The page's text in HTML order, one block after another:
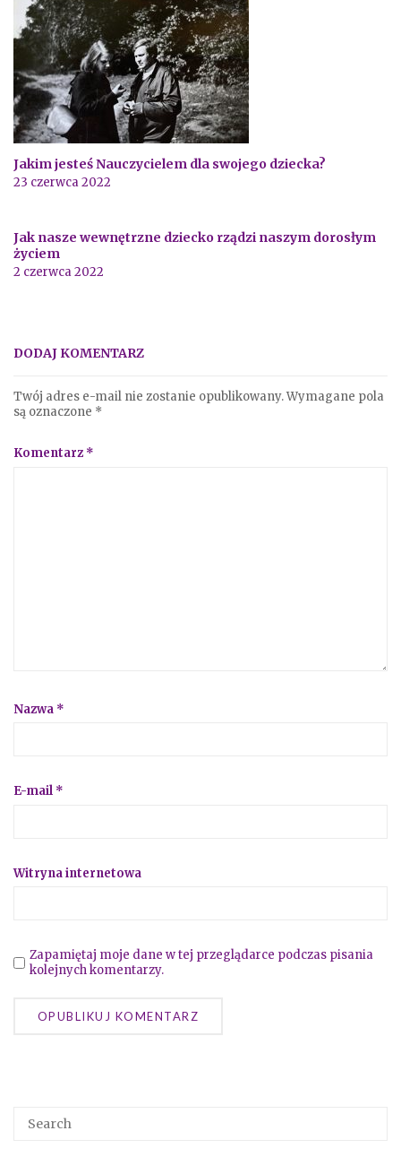
Jakim jesteś Nauczycielem dla swojego dziecka?
23 czerwca 2022
Jak nasze wewnętrzne dziecko rządzi naszym dorosłym
życiem
2 czerwca 2022
DODAJ KOMENTARZ
Twój adres e-mail nie zostanie opublikowany.Wymagane pola
są oznaczone *
Komentarz *
Nazwa *
E-mail *
Witryna internetowa
Zapamiętaj moje dane w tej przeglądarce podczas pisania
kolejnych komentarzy.